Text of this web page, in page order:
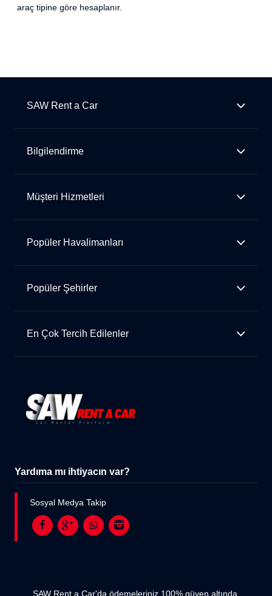
araç tipine göre hesaplanır.
SAW Rent a Car
Bilgilendirme
Müşteri Hizmetleri
Popüler Havalimanları
Popüler Şehirler
En Çok Tercih Edilenler
Yardıma mı ihtiyacın var?
Sosyal Medya Takip
SAW Rent a Car'da ödemeleriniz 100% güven altında.